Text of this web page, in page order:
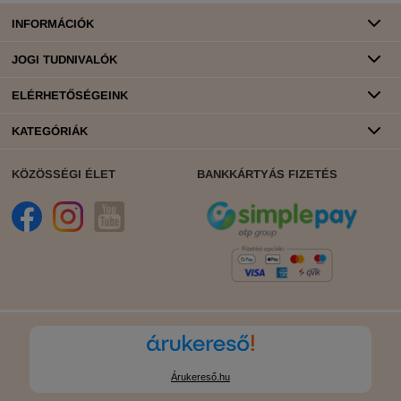
INFORMÁCIÓK
JOGI TUDNIVALÓK
ELÉRHETŐSÉGEINK
KATEGÓRIÁK
KÖZÖSSÉGI ÉLET BANKKÁRTYÁS FIZETÉS
Árukereső.hu